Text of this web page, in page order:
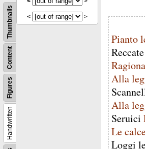
Handwritten
Figures
Content
Thumbnails < >
Pianto
Reccate
Alla
Alla
Seruici
Le
Loggi